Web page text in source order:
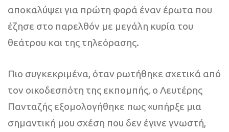
αποκαλύψει για πρώτη φορά έναν έρωτα που
έζησε στο παρελθόν με μεγάλη κυρία του
θεάτρου και της τηλεόρασης.
Πιο συγκεκριμένα, όταν ρωτήθηκε σχετικά από
τον οικοδεσπότη της εκπομπής, ο Λευτέρης
Πανταζής εξομολογήθηκε πως «υπήρξε μια
σημαντική μου σχέση που δεν έγινε γνωστή,